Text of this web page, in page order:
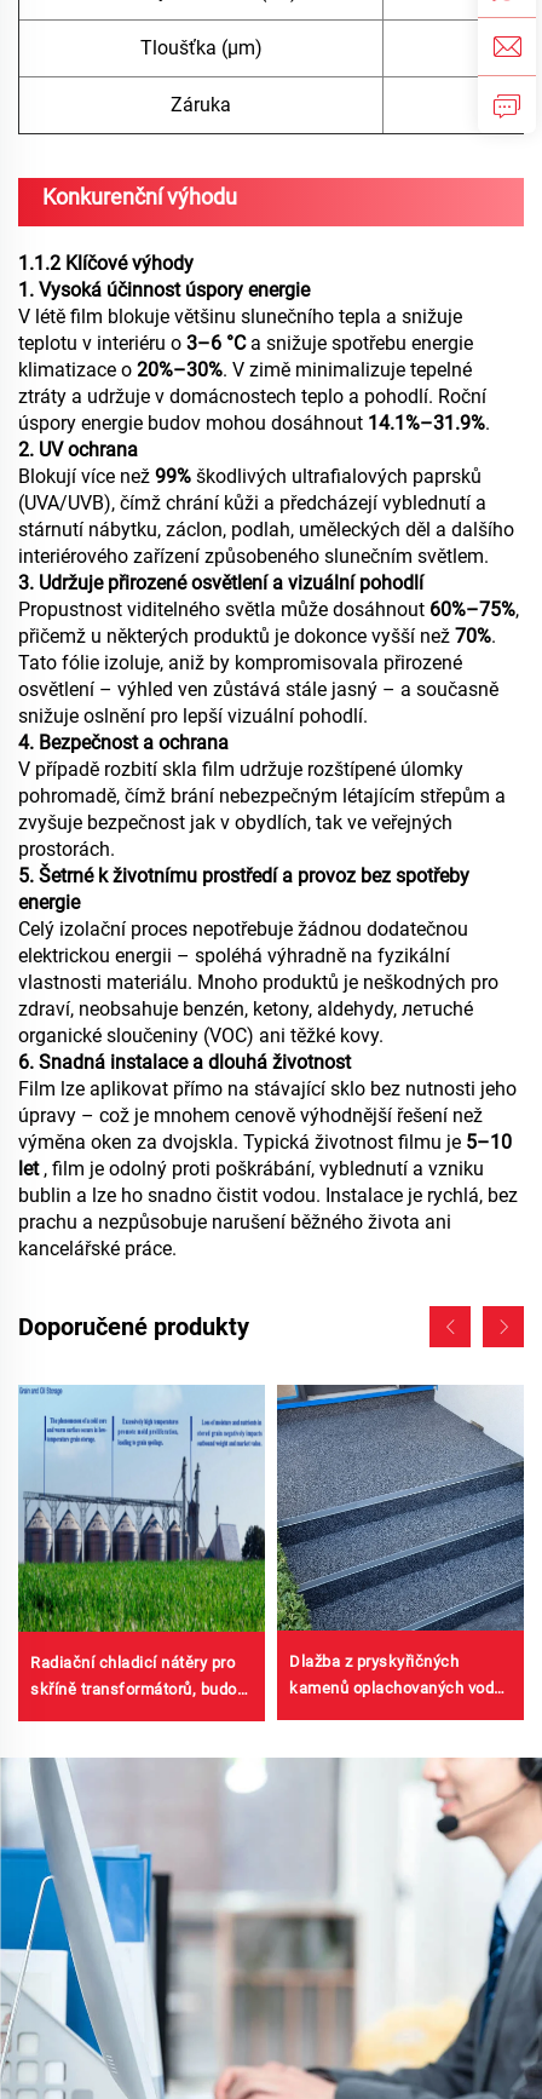
Tloušťka (μm)
Záruka
Konkurenční výhodu
1.1.2 Klíčové výhody
1. Vysoká účinnost úspory energie
V létě film blokuje většinu slunečního tepla a snižuje
teplotu v interiéru o 3–6 °C a snižuje spotřebu energie
klimatizace o 20%–30%. V zimě minimalizuje tepelné
ztráty a udržuje v domácnostech teplo a pohodlí. Roční
úspory energie budov mohou dosáhnout 14.1%–31.9%.
2. UV ochrana
Blokují více než 99% škodlivých ultrafialových paprsků
(UVA/UVB), čímž chrání kůži a předcházejí vyblednutí a
stárnutí nábytku, záclon, podlah, uměleckých děl a dalšího
interiérového zařízení způsobeného slunečním světlem.
3. Udržuje přirozené osvětlení a vizuální pohodlí
Propustnost viditelného světla může dosáhnout 60%–75%,
přičemž u některých produktů je dokonce vyšší než 70%.
Tato fólie izoluje, aniž by kompromisovala přirozené
osvětlení – výhled ven zůstává stále jasný – a současně
snižuje oslnění pro lepší vizuální pohodlí.
4. Bezpečnost a ochrana
V případě rozbití skla film udržuje rozštípené úlomky
pohromadě, čímž brání nebezpečným létajícím střepům a
zvyšuje bezpečnost jak v obydlích, tak ve veřejných
prostorách.
5. Šetrné k životnímu prostředí a provoz bez spotřeby
energie
Celý izolační proces nepotřebuje žádnou dodatečnou
elektrickou energii – spoléhá výhradně na fyzikální
vlastnosti materiálu. Mnoho produktů je neškodných pro
zdraví, neobsahuje benzén, ketony, aldehydy, летuché
organické sloučeniny (VOC) ani těžké kovy.
6. Snadná instalace a dlouhá životnost
Film lze aplikovat přímo na stávající sklo bez nutnosti jeho
úpravy – což je mnohem cenově výhodnější řešení než
výměna oken za dvojskla. Typická životnost filmu je 5–10
let , film je odolný proti poškrábání, vyblednutí a vzniku
bublin a lze ho snadno čistit vodou. Instalace je rychlá, bez
prachu a nezpůsobuje narušení běžného života ani
kancelářské práce.
Doporučené produkty
Radiační chladicí nátěry pro
skříně transformátorů, budovy
zásobníky na obilí, zásobníky
na ropu
Dlažba z pryskyřičných
kamenů oplachovaných vodou
komerční a rezidenční účely